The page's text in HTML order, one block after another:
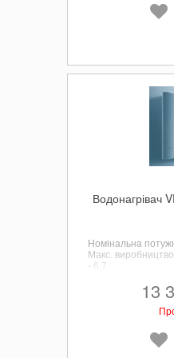
Водонагрівач
Номінальна
Макс.
- 6,7
13